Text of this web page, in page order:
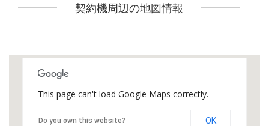
契約機周辺の地図情報
This page can't load Google Maps correctly.
Do you own this website? OK